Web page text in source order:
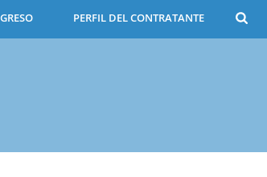
PERFIL DEL CONTRATANTE